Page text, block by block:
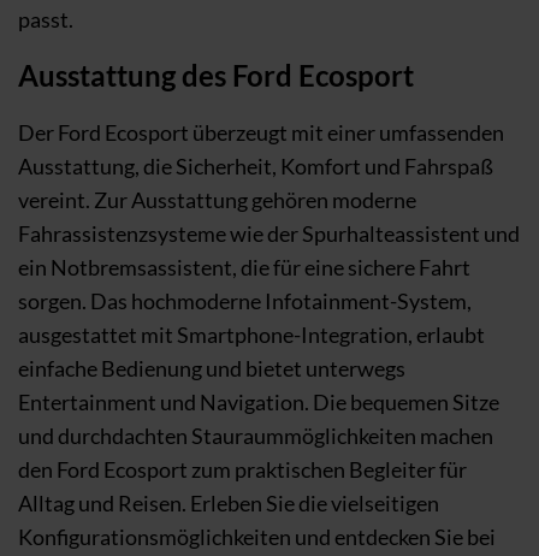
passt.
Ausstattung des Ford Ecosport
Der Ford Ecosport überzeugt mit einer umfassenden
Ausstattung, die Sicherheit, Komfort und Fahrspaß
vereint. Zur Ausstattung gehören moderne
Fahrassistenzsysteme wie der Spurhalteassistent und
ein Notbremsassistent, die für eine sichere Fahrt
sorgen. Das hochmoderne Infotainment-System,
ausgestattet mit Smartphone-Integration, erlaubt
einfache Bedienung und bietet unterwegs
Entertainment und Navigation. Die bequemen Sitze
und durchdachten Stauraummöglichkeiten machen
den Ford Ecosport zum praktischen Begleiter für
Alltag und Reisen. Erleben Sie die vielseitigen
Konfigurationsmöglichkeiten und entdecken Sie bei